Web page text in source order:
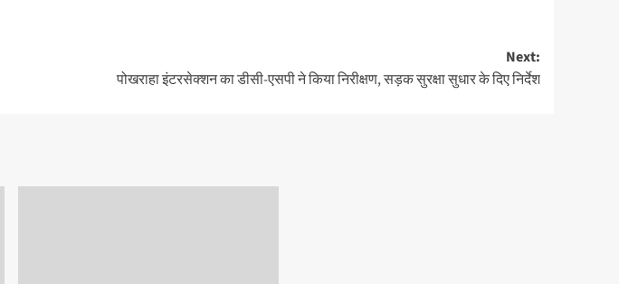
Next:
पोखराहा इंटरसेक्शन का डीसी-एसपी ने किया निरीक्षण, सड़क सुरक्षा सुधार के दिए निर्देश